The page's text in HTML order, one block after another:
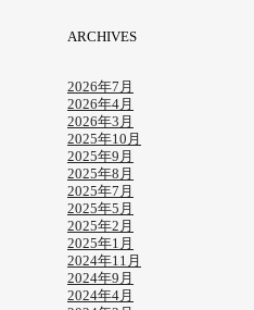
ARCHIVES
2026年7月
2026年4月
2026年3月
2025年10月
2025年9月
2025年8月
2025年7月
2025年5月
2025年2月
2025年1月
2024年11月
2024年9月
2024年4月